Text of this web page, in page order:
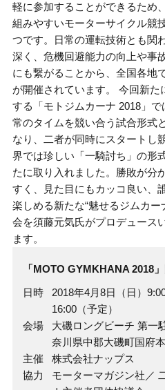
軽に参加することができるため
組みやすいモーターサイクル競
つです。日常の運転技術とも関
深く、危機回避能力の向上や事
にも繋がることから、全国各地
が開催されています。 今回新た
する「モトジムカーナ 2018」で
常のタイムを競い合う試合形式
なり、二者が同時にスタートし
界では珍しい「一騎討ち」の形
たに取り入れました。勝敗が分
すく、見た目にもカッコ良い、
楽しめる新たな“魅せるジムカー
会を須藤元気氏がプロデュース
ます。
「MOTO GYMKHANA 2018
日時
2018年4月8日（日）
16:00（予定）
会場
大磯ロングビーチ 第一
奈川県中郡大磯町国府本
主催
株式会社ナップス
協力
モーターマガジン社／